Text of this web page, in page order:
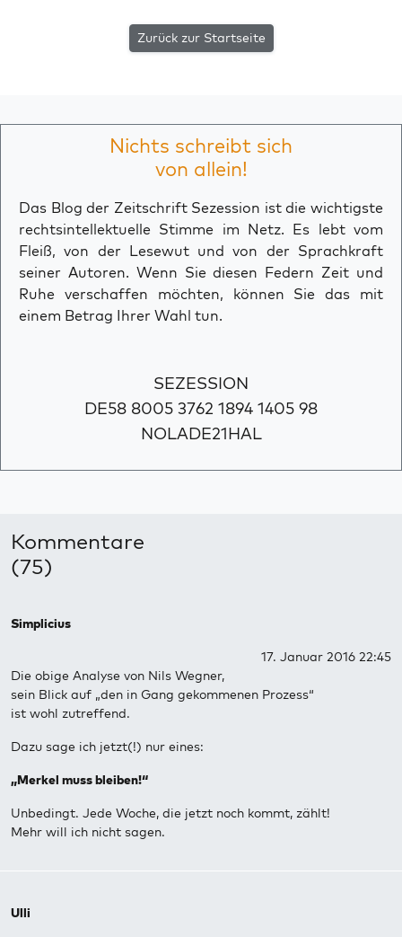
Zurück zur Startseite
Nichts schreibt sich
von allein!
Das Blog der Zeitschrift Sezession ist die wichtigste
rechtsintellektuelle Stimme im Netz. Es lebt vom
Fleiß, von der Lesewut und von der Sprachkraft
seiner Autoren. Wenn Sie diesen Federn Zeit und
Ruhe verschaffen möchten, können Sie das mit
einem Betrag Ihrer Wahl tun.
SEZESSION
DE58 8005 3762 1894 1405 98
NOLADE21HAL
Kommentare
(75)
Simplicius
17. Januar 2016 22:45
Die obige Analyse von Nils Wegner,
sein Blick auf „den in Gang gekommenen Prozess“
ist wohl zutreffend.
Dazu sage ich jetzt(!) nur eines:
„Merkel muss bleiben!“
Unbedingt. Jede Woche, die jetzt noch kommt, zählt!
Mehr will ich nicht sagen.
Ulli